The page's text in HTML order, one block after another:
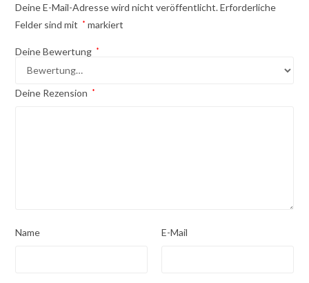
Deine E-Mail-Adresse wird nicht veröffentlicht. Erforderliche
Felder sind mit
* markiert
Deine Bewertung *
Deine Rezension *
Name E-Mail